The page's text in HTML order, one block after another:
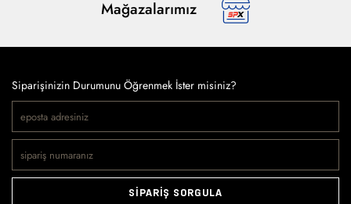
Mağazalarımız
Siparişinizin Durumunu Öğrenmek İster misiniz?
SİPARİŞ SORGULA